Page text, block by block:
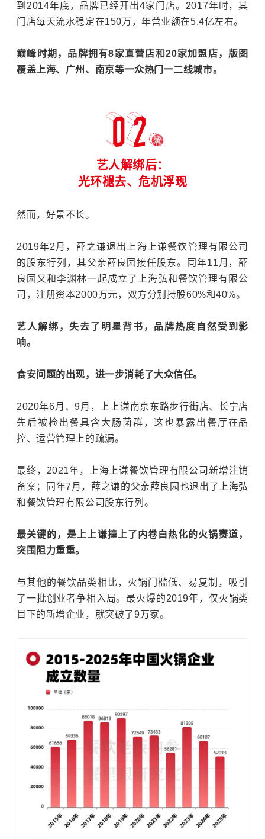
到2014年底，品牌已经开出4家门店。2017年时，其
门店每天流水稳定在150万，年营业额在5.4亿左右。
巅峰时期，品牌拥有8家直营店和20家加盟店，版图
覆盖上海、广州、南京等一众热门一二线城市。
艺人解绑后：
光环褪去、危机浮现
然而，好景不长。
2019年2月，薛之谦退出上海上谦餐饮管理有限公司
的股东行列，其父亲薛良园接任股东。同年11月，薛
良园又和李渊林一起成立了上海弘和餐饮管理有限公
司，注册资本2000万元，双方分别持股60%和40%。
艺人解绑，失去了明星背书，品牌热度自然受到影
响。
食安问题的出现，进一步消耗了大众信任。
2020年6月、9月，上上谦南京东路步行街店、长宁店
先后被检出餐具含大肠菌群，这也暴露出餐厅在品
控、运营管理上的疏漏。
最终，2021年，上海上谦餐饮管理有限公司新增注销
备案；同年7月，薛之谦的父亲薛良园也退出了上海弘
和餐饮管理有限公司股东行列。
最关键的，是上上谦撞上了内卷白热化的火锅赛道，
突围阻力重重。
与其他的餐饮品类相比，火锅门槛低、易复制，吸引
了一批创业者争相入局。最火爆的2019年，仅火锅类
目下的新增企业，就突破了9万家。